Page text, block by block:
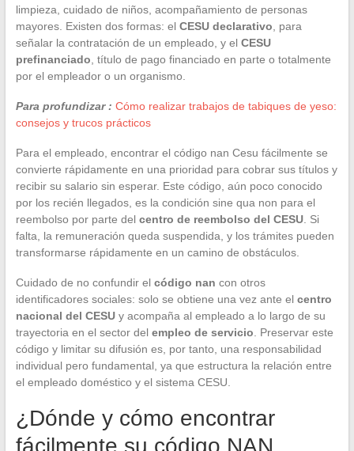
limpieza, cuidado de niños, acompañamiento de personas
mayores. Existen dos formas: el CESU declarativo , para
señalar la contratación de un empleado, y el CESU
prefinanciado , título de pago financiado en parte o totalmente
por el empleador o un organismo.
Para profundizar : Cómo realizar trabajos de tabiques de yeso:
consejos y trucos prácticos
Para el empleado, encontrar el código nan Cesu fácilmente se
convierte rápidamente en una prioridad para cobrar sus títulos y
recibir su salario sin esperar. Este código, aún poco conocido
por los recién llegados, es la condición sine qua non para el
reembolso por parte del centro de reembolso del CESU. Si
falta, la remuneración queda suspendida, y los trámites pueden
transformarse rápidamente en un camino de obstáculos.
Cuidado de no confundir el código nan con otros
identificadores sociales: solo se obtiene una vez ante el centro
nacional del CESUy acompaña al empleado a lo largo de su
trayectoria en el sector del empleo de servicio . Preservar este
código y limitar su difusión es, por tanto, una responsabilidad
individual pero fundamental, ya que estructura la relación entre
el empleado doméstico y el sistema CESU.
¿Dónde y cómo encontrar
fácilmente su código NAN